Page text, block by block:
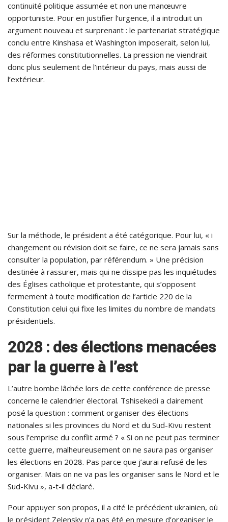
continuité politique assumée et non une manœuvre
opportuniste. Pour en justifier l’urgence, il a introduit un
argument nouveau et surprenant : le partenariat stratégique
conclu entre Kinshasa et Washington imposerait, selon lui,
des réformes constitutionnelles. La pression ne viendrait
donc plus seulement de l’intérieur du pays, mais aussi de
l’extérieur.
Sur la méthode, le président a été catégorique. Pour lui, « i
changement ou révision doit se faire, ce ne sera jamais sans
consulter la population, par référendum. » Une précision
destinée à rassurer, mais qui ne dissipe pas les inquiétudes
des Églises catholique et protestante, qui s’opposent
fermement à toute modification de l’article 220 de la
Constitution celui qui fixe les limites du nombre de mandats
présidentiels.
2028 : des élections menacées
par la guerre à l’est
L’autre bombe lâchée lors de cette conférence de presse
concerne le calendrier électoral. Tshisekedi a clairement
posé la question : comment organiser des élections
nationales si les provinces du Nord et du Sud-Kivu restent
sous l’emprise du conflit armé ? « Si on ne peut pas terminer
cette guerre, malheureusement on ne saura pas organiser
les élections en 2028. Pas parce que j’aurai refusé de les
organiser. Mais on ne va pas les organiser sans le Nord et le
Sud-Kivu », a-t-il déclaré.
Pour appuyer son propos, il a cité le précédent ukrainien, où
le président Zelensky n’a pas été en mesure d’organiser le